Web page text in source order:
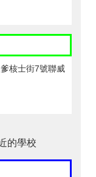
核士街7號聯威
的學校